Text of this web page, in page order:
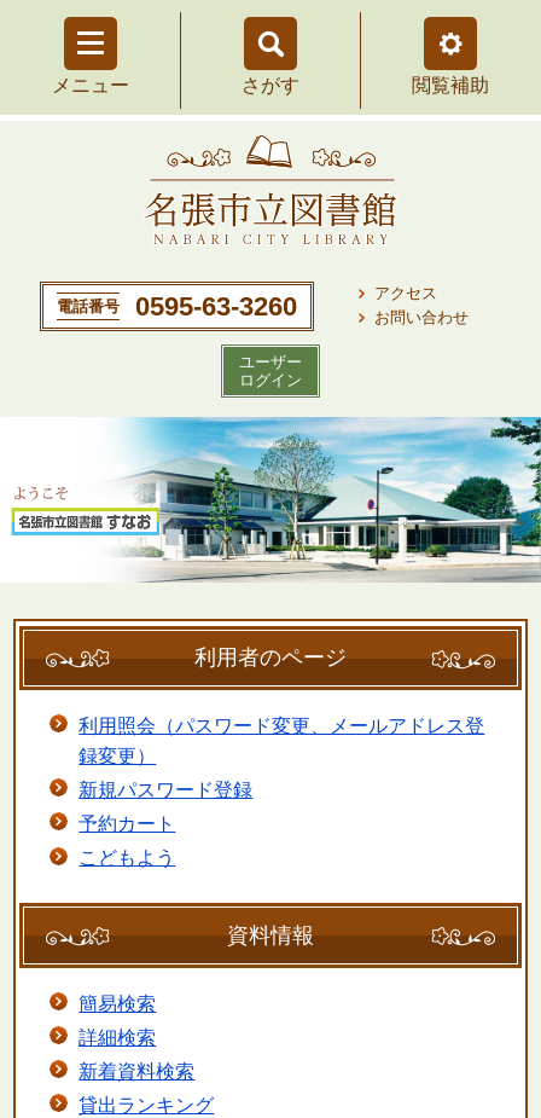
メニュー
開
さがす
開
く
閲覧補助
電話番号 0595-63-3260
アクセス
お問い合わせ
ユーザー
ログイン
利用者のページ
利用照会（パスワード変更、メールアドレス登
録変更）
新規パスワード登録
予約カート
こどもよう
資料情報
簡易検索
詳細検索
新着資料検索
貸出ランキング